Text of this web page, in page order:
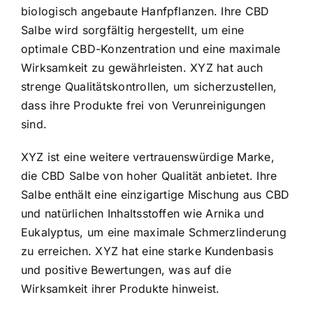
biologisch angebaute Hanfpflanzen. Ihre CBD
Salbe wird sorgfältig hergestellt, um eine
optimale CBD-Konzentration und eine maximale
Wirksamkeit zu gewährleisten. XYZ hat auch
strenge Qualitätskontrollen, um sicherzustellen,
dass ihre Produkte frei von Verunreinigungen
sind.
XYZ ist eine weitere vertrauenswürdige Marke,
die CBD Salbe von hoher Qualität anbietet. Ihre
Salbe enthält eine einzigartige Mischung aus CBD
und natürlichen Inhaltsstoffen wie Arnika und
Eukalyptus, um eine maximale Schmerzlinderung
zu erreichen. XYZ hat eine starke Kundenbasis
und positive Bewertungen, was auf die
Wirksamkeit ihrer Produkte hinweist.